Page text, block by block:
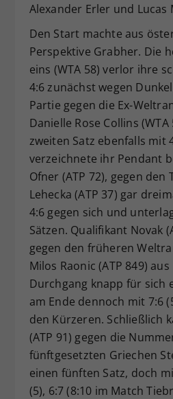
Alexander Erler und Lucas
Den Start machte aus
Perspektive Grabher. Die
eins (WTA 58) verlor ihre
4:6 zunächst wegen
Partie gegen die Ex-
Danielle Rose Collins
zweiten Satz ebenfalls mit
verzeichnete ihr Pendant
Ofner (ATP 72), gegen den
Lehecka (ATP 37) gar
4:6 gegen sich und
Sätzen. Qualifikant Novak
gegen den früheren
Milos Raonic (ATP 849)
Durchgang knapp für sich
am Ende dennoch mit 7:6
den Kürzeren. Schließlich
(ATP 91) gegen die
fünftgesetzten Griechen
einen fünften Satz, doch
(5), 6:7 (8:10 im Match